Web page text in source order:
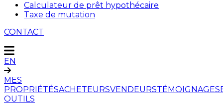
Calculateur de prêt hypothécaire
Taxe de mutation
CONTACT
EN
MES
PROPRIÉTÉSACHETEURSVENDEURSTÉMOIGNAGES
OUTILS